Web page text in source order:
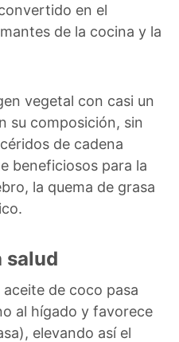
en el
de la cocina y la
vegetal con casi un
su composición, sin
de cadena
beneficiosos para la
la quema de grasa
salud
de coco pasa
al hígado y favorece
elevando así el